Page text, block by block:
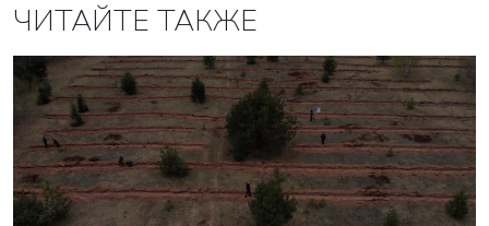
ЧИТАЙТЕ ТАКЖЕ